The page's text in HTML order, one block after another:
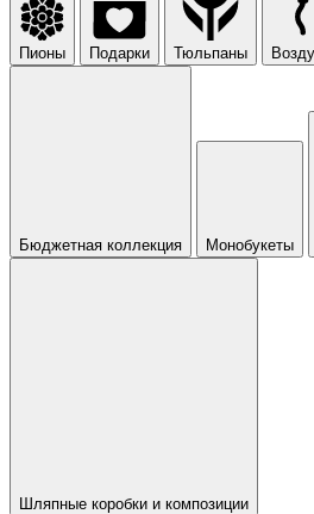
Пионы Подарки Тюльпаны
Бюджетная коллекция Монобукеты
Шляпные коробки и композиции